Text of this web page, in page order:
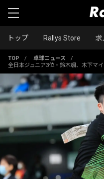
トップ Rallys Store 求
TOP / 卓球ニュース
/
全日本ジュニア3位・鈴木颯、木下マ